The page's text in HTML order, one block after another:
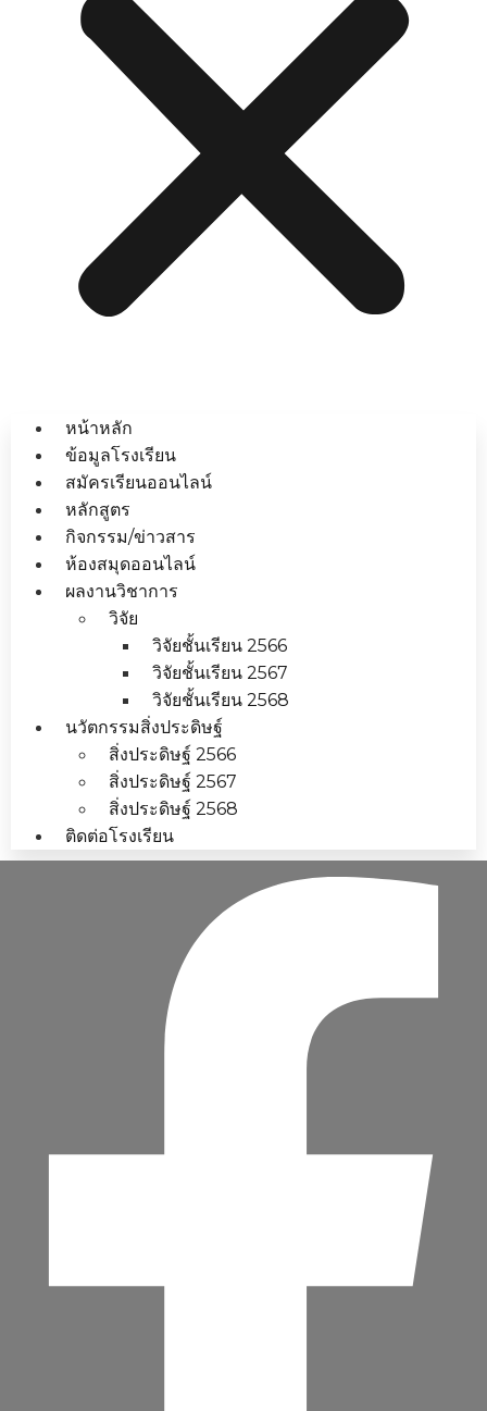
หน้าหลัก
ข้อมูลโรงเรียน
สมัครเรียนออนไลน์
หลักสูตร
กิจกรรม/ข่าวสาร
ห้องสมุดออนไลน์
ผลงานวิชาการ
วิจัย
วิจัยชั้นเรียน 2566
วิจัยชั้นเรียน 2567
วิจัยชั้นเรียน 2568
นวัตกรรมสิ่งประดิษฐ์
สิ่งประดิษฐ์ 2566
สิ่งประดิษฐ์ 2567
สิ่งประดิษฐ์ 2568
ติดต่อโรงเรียน